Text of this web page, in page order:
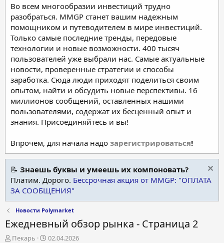
Во всем многообразии инвестиций трудно
разобраться. MMGP станет вашим надежным
помощником и путеводителем в мире инвестиций.
Только самые последние тренды, передовые
технологии и новые возможности. 400 тысяч
пользователей уже выбрали нас. Самые актуальные
новости, проверенные стратегии и способы
заработка. Сюда люди приходят поделиться своим
опытом, найти и обсудить новые перспективы. 16
миллионов сообщений, оставленных нашими
пользователями, содержат их бесценный опыт и
знания. Присоединяйтесь и вы!
Впрочем, для начала надо зарегистрироваться!
📝 Знаешь буквы и умеешь их компоновать?
Платим. Дорого. Бессрочная акция от MMGP: "ОПЛАТА
ЗА СООБЩЕНИЯ"
Новости Polymarket
Ежедневный обзор рынка - Страница 2
А
Пекарь
Д
02.04.2026